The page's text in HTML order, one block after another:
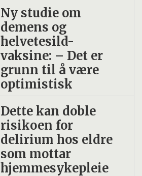
Ny studie om
demens og
helvetesild-
vaksine: – Det er
grunn til å være
optimistisk
Dette kan doble
risikoen for
delirium hos eldre
som mottar
hjemmesykepleie